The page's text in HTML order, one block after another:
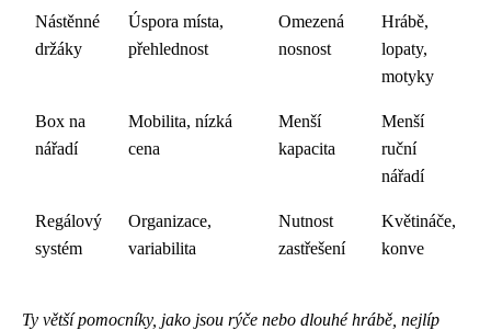
Nástěnné
držáky
Úspora místa,
přehlednost
Omezená
nosnost
Hrábě,
lopaty,
motyky
Box na
nářadí
Mobilita, nízká
cena
Menší
kapacita
Menší
ruční
nářadí
Regálový
systém
Organizace,
variabilita
Nutnost
zastřešení
Květináče,
konve
Ty větší pomocníky, jako jsou rýče nebo dlouhé hrábě, nejlíp